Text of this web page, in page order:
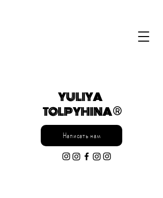
YULIYA
TOLPYHINA ®
Написать нам